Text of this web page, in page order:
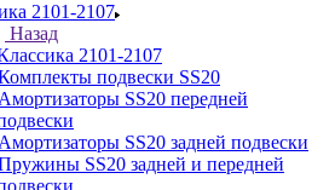
2101-2107
Назад
2101-2107
подвески SS20
Амортизаторы SS20 передней
Амортизаторы SS20 задней подвески
SS20 задней и передней